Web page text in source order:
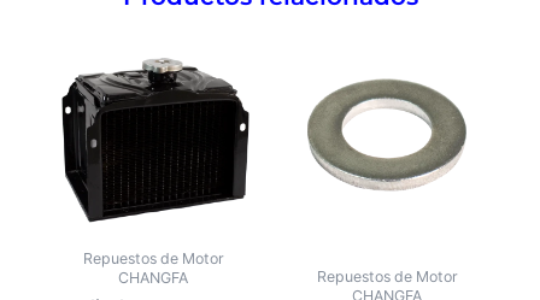
Repuestos de Motor
CHANGFA
Repuestos de Motor
CHANGFA